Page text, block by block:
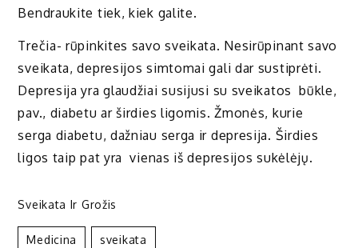
Bendraukite tiek, kiek galite.
Trečia- rūpinkites savo sveikata. Nesirūpinant savo
sveikata, depresijos simtomai gali dar sustiprėti.
Depresija yra glaudžiai susijusi su sveikatos būkle,
pav., diabetu ar širdies ligomis. Žmonės, kurie
serga diabetu, dažniau serga ir depresija. Širdies
ligos taip pat yra vienas iš depresijos sukėlėjų.
Sveikata Ir Grožis
Medicina Sveikata